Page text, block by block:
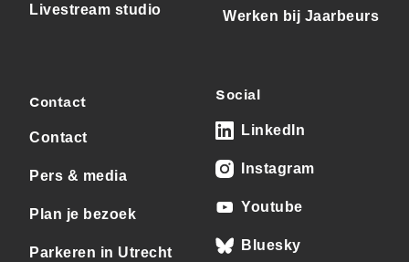
Livestream studio Werken bij Jaarbeurs
Contact
Contact
Pers & media
Plan je bezoek
Parkeren in Utrecht
Social
LinkedIn
Instagram
Youtube
Bluesky